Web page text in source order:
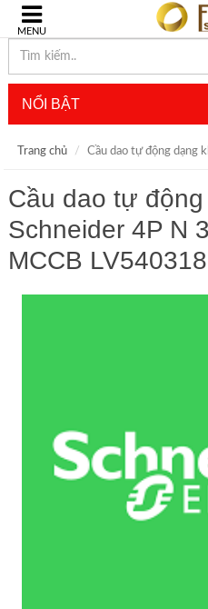
MENU
NỔI BẬT
Trang chủ Cầu dao tự động dạng
Cầu dao tự
Schneider 4P N
MCCB LV540318